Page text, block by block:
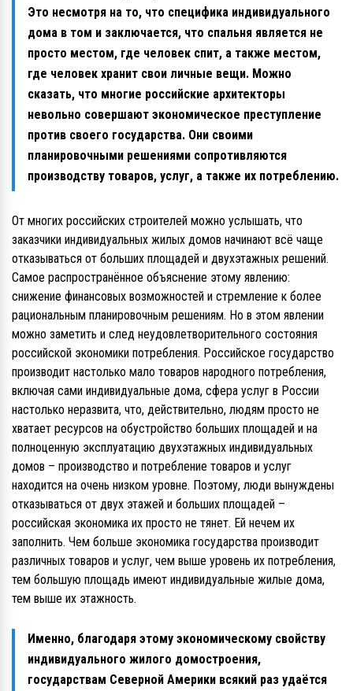
Это несмотря на то, что специфика индивидуального
дома в том и заключается, что спальня является не
просто местом, где человек спит, а также местом,
где человек хранит свои личные вещи. Можно
сказать, что многие российские архитекторы
невольно совершают экономическое преступление
против своего государства. Они своими
планировочными решениями сопротивляются
производству товаров, услуг, а также их потреблению.
От многих российских строителей можно услышать, что
заказчики индивидуальных жилых домов начинают всё чаще
отказываться от больших площадей и двухэтажных решений.
Самое распространённое объяснение этому явлению:
снижение финансовых возможностей и стремление к более
рациональным планировочным решениям. Но в этом явлении
можно заметить и след неудовлетворительного состояния
российской экономики потребления. Российское государство
производит настолько мало товаров народного потребления,
включая сами индивидуальные дома, сфера услуг в России
настолько неразвита, что, действительно, людям просто не
хватает ресурсов на обустройство больших площадей и на
полноценную эксплуатацию двухэтажных индивидуальных
домов – производство и потребление товаров и услуг
находится на очень низком уровне. Поэтому, люди вынуждены
отказываться от двух этажей и больших площадей –
российская экономика их просто не тянет. Ей нечем их
заполнить. Чем больше экономика государства производит
различных товаров и услуг, чем выше уровень их потребления,
тем большую площадь имеют индивидуальные жилые дома,
тем выше их этажность.
Именно, благодаря этому экономическому свойству
индивидуального жилого домостроения,
государствам Северной Америки всякий раз удаётся